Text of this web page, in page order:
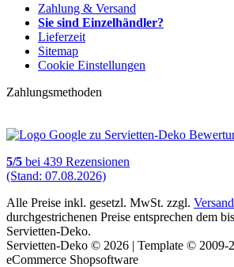
Zahlung & Versand
Sie sind Einzelhändler?
Lieferzeit
Sitemap
Cookie Einstellungen
Zahlungsmethoden
5/5 bei 439 Rezensionen
(Stand: 07.08.2026)
Alle Preise inkl. gesetzl. MwSt. zzgl.
durchgestrichenen Preise entsprechen dem
Servietten-Deko.
Servietten-Deko © 2026 | Template © 2009-
eCommerce Shopsoftware